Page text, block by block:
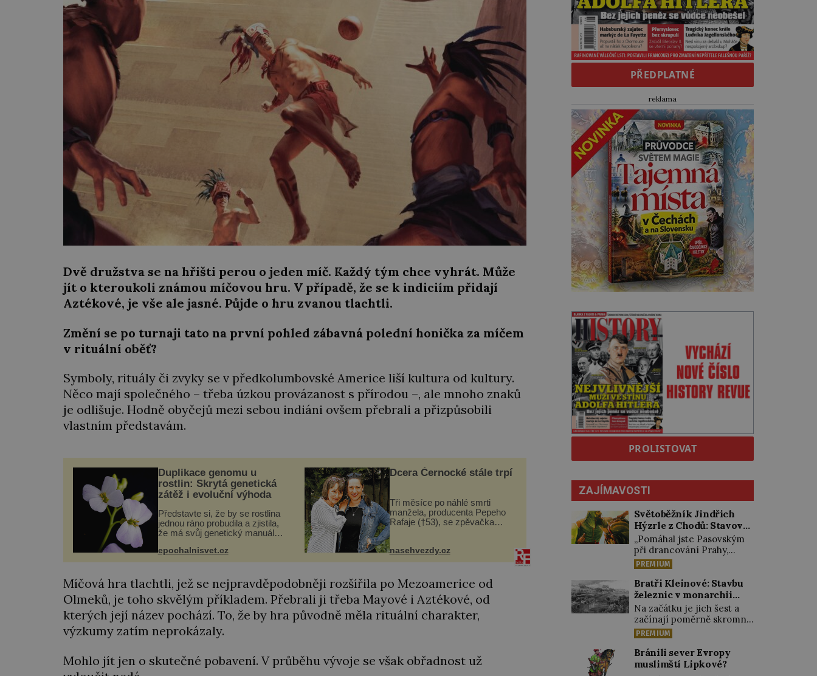
Dvě družstva se na hřišti perou o jeden míč. Každý tým chce vyhrát. Může
jít o kteroukoli známou míčovou hru. V případě, že se k indiciím přidají
Aztékové, je vše ale jasné. Půjde o hru zvanou tlachtli.
Změní se po turnaji tato na první pohled zábavná polední honička za míčem
v rituální oběť?
Symboly, rituály či zvyky se v předkolumbovské Americe liší kultura od kultury.
Něco mají společného – třeba úzkou provázanost s přírodou –, ale mnoho znaků
je odlišuje. Hodně obyčejů mezi sebou indiáni ovšem přebrali a přizpůsobili
vlastním představám.
Duplikace genomu u
rostlin: Skrytá genetická
zátěž i evoluční výhoda
Představte si, že by se rostlina
jednou ráno probudila a zjistila,
že má svůj genetický manuál
občas v přírodě stane – a podle
nového výzkumu to může být
epochalnisvet.cz
Dcera Černocké stále trpí
Tři měsíce po náhlé smrti
manžela, producenta Pepeho
Rafaje (†53), se zpěvačka
Barbora Vaculíková (45), dcera
ozvala veřejnosti. Na sociální
síti sdílela, že se snaží fung...
nasehvezdy.cz
Míčová hra tlachtli, jež se nejpravděpodobněji rozšířila po Mezoamerice od
Olmeků, je toho skvělým příkladem. Přebrali ji třeba Mayové i Aztékové, od
kterých její název pochází. To, že by hra původně měla rituální charakter,
výzkumy zatím neprokázaly.
Mohlo jít jen o skutečné pobavení. V průběhu vývoje se však obřadnost už
PŘEDPLATNÉ
reklama
PROLISTOVAT
ZAJÍMAVOSTI
Světoběžník Jindřich
Hýzrle z Chodů: Stavové
ho měli za zrádce
„Pomáhal jste Pasovským
při drancování Prahy,
zradil jste nás!“ nařknou
čeští stavové hlavního
zbrojmistra zemské
hotovosti. Jindřich se však
zastrašit nenechá.
Zachová chladnou hlavu a
trestu unikne. Nicméně
cejchu zrádce se už
nezbaví… Tři roky stačily!
Škola pro něj není.
Jindřich Michal Hýzrle z
PREMIUM
Bratři Kleinové: Stavbu
železnic v monarchii
ovládli samouci
Na začátku je jich šest a
začínají poměrně skromně,
úpravami zahrad, rybníků a
parků. Postupně si ale
troufnou i na stavbu
železnic. Během 40 let
PREMIUM
Bránili sever Evropy
muslimští Lipkové?